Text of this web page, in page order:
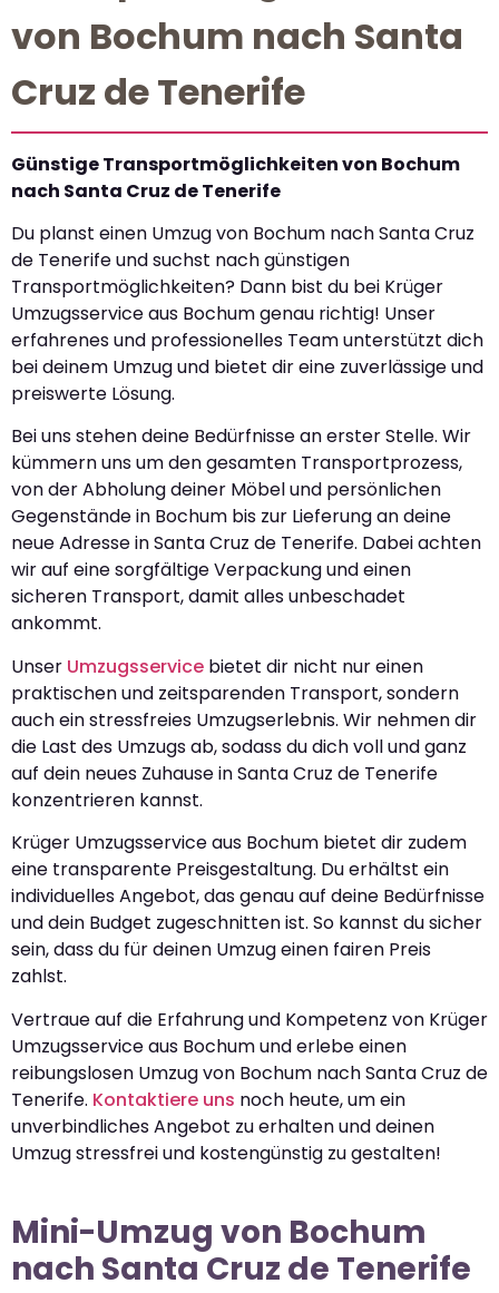
von Bochum nach Santa
Cruz de Tenerife
Günstige Transportmöglichkeiten von Bochum
nach Santa Cruz de Tenerife
Du planst einen Umzug von Bochum nach Santa Cruz
de Tenerife und suchst nach günstigen
Transportmöglichkeiten? Dann bist du bei Krüger
Umzugsservice aus Bochum genau richtig! Unser
erfahrenes und professionelles Team unterstützt dich
bei deinem Umzug und bietet dir eine zuverlässige und
preiswerte Lösung.
Bei uns stehen deine Bedürfnisse an erster Stelle. Wir
kümmern uns um den gesamten Transportprozess,
von der Abholung deiner Möbel und persönlichen
Gegenstände in Bochum bis zur Lieferung an deine
neue Adresse in Santa Cruz de Tenerife. Dabei achten
wir auf eine sorgfältige Verpackung und einen
sicheren Transport, damit alles unbeschadet
ankommt.
Unser Umzugsservice bietet dir nicht nur einen
praktischen und zeitsparenden Transport, sondern
auch ein stressfreies Umzugserlebnis. Wir nehmen dir
die Last des Umzugs ab, sodass du dich voll und ganz
auf dein neues Zuhause in Santa Cruz de Tenerife
konzentrieren kannst.
Krüger Umzugsservice aus Bochum bietet dir zudem
eine transparente Preisgestaltung. Du erhältst ein
individuelles Angebot, das genau auf deine Bedürfnisse
und dein Budget zugeschnitten ist. So kannst du sicher
sein, dass du für deinen Umzug einen fairen Preis
zahlst.
Vertraue auf die Erfahrung und Kompetenz von Krüger
Umzugsservice aus Bochum und erlebe einen
reibungslosen Umzug von Bochum nach Santa Cruz de
Tenerife. Kontaktiere uns noch heute, um ein
unverbindliches Angebot zu erhalten und deinen
Umzug stressfrei und kostengünstig zu gestalten!
Mini-Umzug von Bochum
nach Santa Cruz de Tenerife